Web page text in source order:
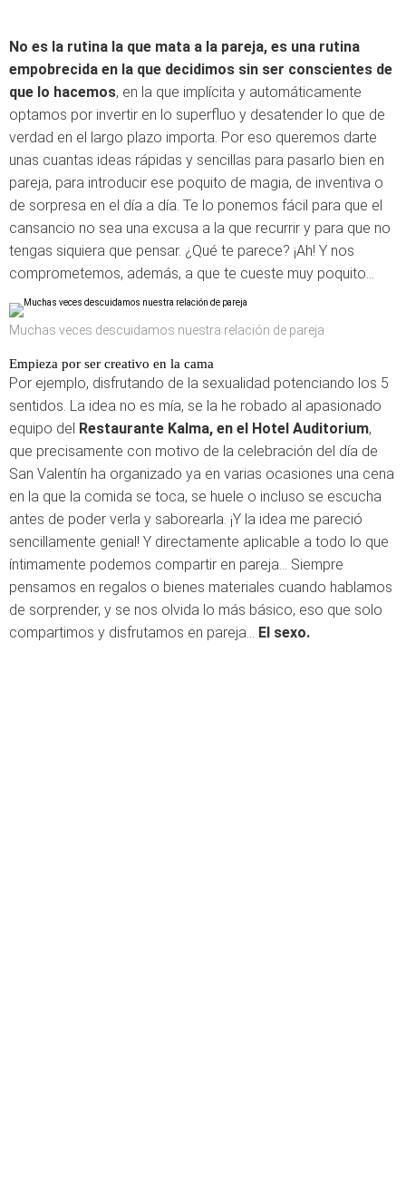
No es la rutina la que mata a la pareja, es una rutina
empobrecida en la que decidimos sin ser conscientes de
que lo hacemos, en la que implícita y automáticamente
optamos por invertir en lo superfluo y desatender lo que de
verdad en el largo plazo importa. Por eso queremos darte
unas cuantas ideas rápidas y sencillas para pasarlo bien en
pareja, para introducir ese poquito de magia, de inventiva o
de sorpresa en el día a día. Te lo ponemos fácil para que el
cansancio no sea una excusa a la que recurrir y para que no
tengas siquiera que pensar. ¿Qué te parece? ¡Ah! Y nos
comprometemos, además, a que te cueste muy poquito…
Muchas veces descuidamos nuestra relación de pareja
Empieza por ser creativo en la cama
Por ejemplo, disfrutando de la sexualidad potenciando los 5
sentidos. La idea no es mía, se la he robado al apasionado
equipo del Restaurante Kalma, en el Hotel Auditorium,
que precisamente con motivo de la celebración del día de
San Valentín ha organizado ya en varias ocasiones una cena
en la que la comida se toca, se huele o incluso se escucha
antes de poder verla y saborearla. ¡Y la idea me pareció
sencillamente genial! Y directamente aplicable a todo lo que
íntimamente podemos compartir en pareja… Siempre
pensamos en regalos o bienes materiales cuando hablamos
de sorprender, y se nos olvida lo más básico, eso que solo
compartimos y disfrutamos en pareja… El sexo.